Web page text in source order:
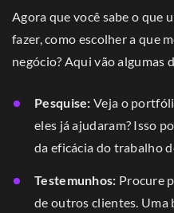
Agora que você sabe o que
fazer, como escolher a que
negócio? Aqui vão algumas
Pesquise: Veja o
eles já ajudaram? Isso
da eficácia do trabalho
Testemunhos: Procure
de outros clientes. Uma